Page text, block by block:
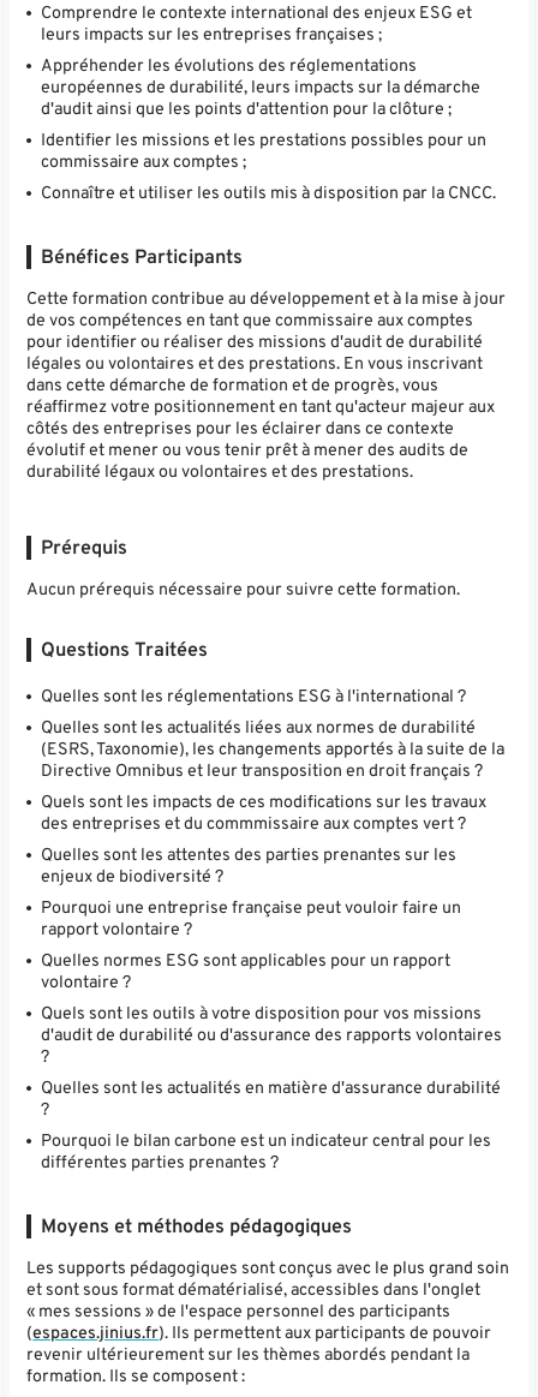
Comprendre le contexte international des enjeux ESG et
leurs impacts sur les entreprises françaises ;
Appréhender les évolutions des réglementations
européennes de durabilité, leurs impacts sur la démarche
d'audit ainsi que les points d'attention pour la clôture ;
Identifier les missions et les prestations possibles pour un
commissaire aux comptes ;
Connaître et utiliser les outils mis à disposition par la CNCC.
Bénéfices Participants
Cette formation contribue au développement et à la mise à jour
de vos compétences en tant que commissaire aux comptes
pour identifier ou réaliser des missions d'audit de durabilité
légales ou volontaires et des prestations. En vous inscrivant
dans cette démarche de formation et de progrès, vous
réaffirmez votre positionnement en tant qu'acteur majeur aux
côtés des entreprises pour les éclairer dans ce contexte
évolutif et mener ou vous tenir prêt à mener des audits de
durabilité légaux ou volontaires et des prestations.
Prérequis
Aucun prérequis nécessaire pour suivre cette formation.
Questions Traitées
Quelles sont les réglementations ESG à l'international ?
Quelles sont les actualités liées aux normes de durabilité
(ESRS, Taxonomie), les changements apportés à la suite de la
Directive Omnibus et leur transposition en droit français ?
Quels sont les impacts de ces modifications sur les travaux
des entreprises et du commmissaire aux comptes vert ?
Quelles sont les attentes des parties prenantes sur les
enjeux de biodiversité ?
Pourquoi une entreprise française peut vouloir faire un
rapport volontaire ?
Quelles normes ESG sont applicables pour un rapport
volontaire ?
Quels sont les outils à votre disposition pour vos missions
d'audit de durabilité ou d'assurance des rapports volontaires
?
Quelles sont les actualités en matière d'assurance durabilité
?
Pourquoi le bilan carbone est un indicateur central pour les
différentes parties prenantes ?
Moyens et méthodes pédagogiques
Les supports pédagogiques sont conçus avec le plus grand soin
et sont sous format dématérialisé, accessibles dans l'onglet
« mes sessions » de l'espace personnel des participants
(espaces.jinius.fr). Ils permettent aux participants de pouvoir
revenir ultérieurement sur les thèmes abordés pendant la
formation. Ils se composent :